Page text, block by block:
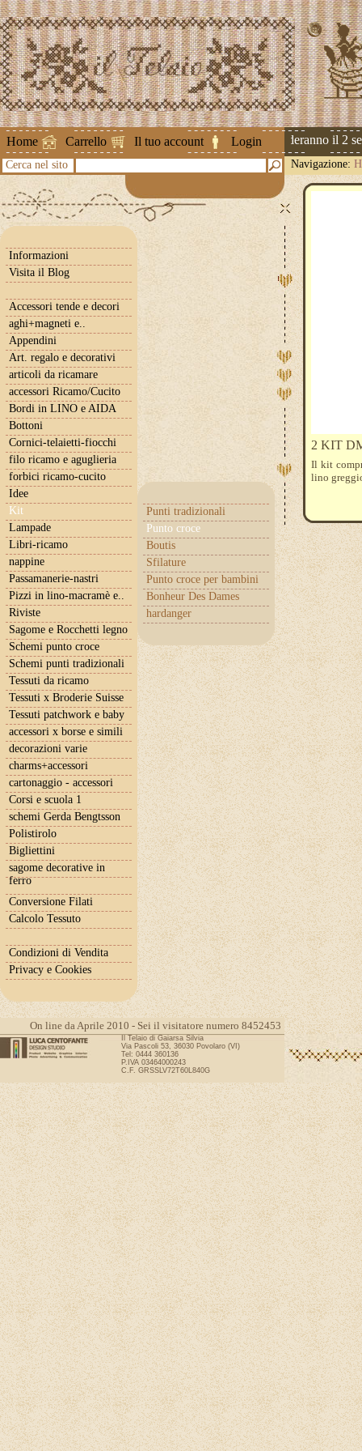
Home Carrello Il tuo account Login
Attenzione ! Le spedizioni riprenderanno il 2
Cerca nel sito Navigazione:
Informazioni
Visita il Blog
Accessori tende e decori
aghi+magneti e..
Appendini
Art. regalo e decorativi
articoli da ricamare
accessori Ricamo/Cucito
Bordi in LINO e AIDA
Bottoni
Cornici-telaietti-fiocchi
filo ricamo e aguglieria
forbici ricamo-cucito
Idee
Kit
Punti tradizionali
Punto croce
Boutis
Sfilature
Punto croce per bambini
Bonheur Des Dames
hardanger
Lampade
Libri-ricamo
nappine
Passamanerie-nastri
Pizzi in lino-macramè e..
Riviste
Sagome e Rocchetti legno
Schemi punto croce
Schemi punti tradizionali
Tessuti da ricamo
Tessuti x Broderie Suisse
Tessuti patchwork e baby
accessori x borse e simili
decorazioni varie
charms+accessori
cartonaggio - accessori
Corsi e scuola 1
schemi Gerda Bengtsson
Polistirolo
Bigliettini
sagome decorative in
ferro
Conversione Filati
Calcolo Tessuto
Condizioni di Vendita
Privacy e Cookies
2 KIT
Il kit
lino
On line da Aprile 2010 - Sei il visitatore numero 8452453
Il Telaio di Gaiarsa Silvia
Via Pascoli 53, 36030 Povolaro (VI)
Tel: 0444 360136
P.IVA 03464000243
C.F. GRSSLV72T60L840G